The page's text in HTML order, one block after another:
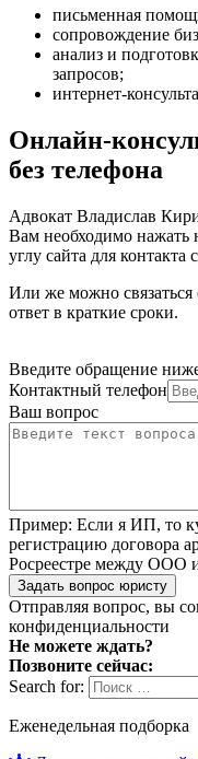
письменная
сопровождение
анализ и
запросов;
интернет-
Онлайн-
без телефона
Адвокат Владислав
Вам необходимо
углу сайта для контакта
Или же можно
ответ в краткие сроки.
Введите обращение
Контактный телефон
Ваш вопрос
Пример: Если я ИП, то
регистрацию договора
Росреестре между ООО
Задать вопрос юристу
Отправляя вопрос, вы
конфиденциальности
Не можете ждать?
Позвоните сейчас:
Search for:
Еженедельная подборка